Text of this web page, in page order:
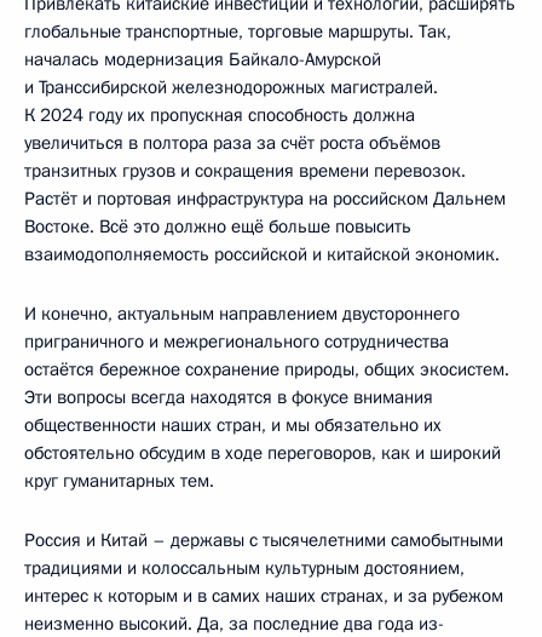
глобальные транспортные, торговые маршруты. Так,
началась модернизация Байкало-Амурской
и Транссибирской железнодорожных магистралей.
К 2024 году их пропускная способность должна
увеличиться в полтора раза за счёт роста объёмов
транзитных грузов и сокращения времени перевозок.
Растёт и портовая инфраструктура на российском Дальнем
Востоке. Всё это должно ещё больше повысить
взаимодополняемость российской и китайской экономик.
И конечно, актуальным направлением двустороннего
приграничного и межрегионального сотрудничества
остаётся бережное сохранение природы, общих экосистем.
Эти вопросы всегда находятся в фокусе внимания
общественности наших стран, и мы обязательно их
обстоятельно обсудим в ходе переговоров, как и широкий
круг гуманитарных тем.
Россия и Китай – державы с тысячелетними самобытными
традициями и колоссальным культурным достоянием,
интерес к которым и в самих наших странах, и за рубежом
неизменно высокий. Да, за последние два года из-